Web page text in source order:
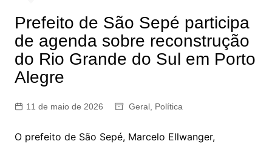
Prefeito de São Sepé participa
de agenda sobre reconstrução
do Rio Grande do Sul em Porto
Alegre
11 de maio de 2026 Geral, Política
O prefeito de São Sepé, Marcelo Ellwanger,